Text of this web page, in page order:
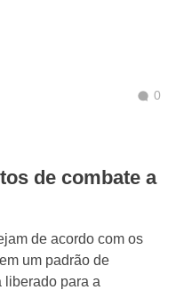
0
de combate a
de acordo com os
um padrão de
liberado para a